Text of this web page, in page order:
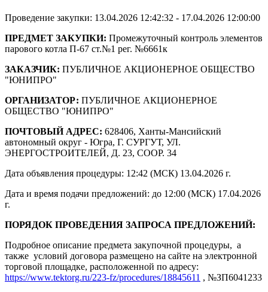
Проведение закупки: 13.04.2026 12:42:32 - 17.04.2026 12:00:00
ПРЕДМЕТ ЗАКУПКИ: Промежуточный контроль элементов
парового котла П-67 ст.№1 рег. №6661к
ЗАКАЗЧИК: ПУБЛИЧНОЕ АКЦИОНЕРНОЕ ОБЩЕСТВО
"ЮНИПРО"
ОРГАНИЗАТОР: ПУБЛИЧНОЕ АКЦИОНЕРНОЕ
ОБЩЕСТВО "ЮНИПРО"
ПОЧТОВЫЙ АДРЕС: 628406, Ханты-Мансийский
автономный округ - Югра, Г. СУРГУТ, УЛ.
ЭНЕРГОСТРОИТЕЛЕЙ, Д. 23, СООР. 34
Дата объявления процедуры: 12:42 (МСК) 13.04.2026 г.
Дата и время подачи предложений: до 12:00 (МСК) 17.04.2026
г.
ПОРЯДОК ПРОВЕДЕНИЯ ЗАПРОСА ПРЕДЛОЖЕНИЙ:
Подробное описание предмета закупочной процедуры, а
также условий договора размещено на сайте на электронной
торговой площадке, расположенной по адресу:
https://www.tektorg.ru/223-fz/procedures/18845611 , №ЗП6041233